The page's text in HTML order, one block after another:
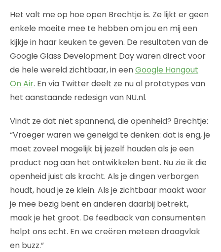
Het valt me op hoe open Brechtje is. Ze lijkt er geen
enkele moeite mee te hebben om jou en mij een
kijkje in haar keuken te geven. De resultaten van de
Google Glass Development Day waren direct voor
de hele wereld zichtbaar, in eenGoogle Hangout
On Air. En via Twitter deelt ze nu al prototypes van
het aanstaande redesign van NU.nl.
Vindt ze dat niet spannend, die openheid? Brechtje:
“Vroeger waren we geneigd te denken: dat is eng, je
moet zoveel mogelijk bij jezelf houden als je een
product nog aan het ontwikkelen bent. Nu zie ik die
openheid juist als kracht. Als je dingen verborgen
houdt, houd je ze klein. Als je zichtbaar maakt waar
je mee bezig bent en anderen daarbij betrekt,
maak je het groot. De feedback van consumenten
helpt ons echt. En we creëren meteen draagvlak
en buzz.”